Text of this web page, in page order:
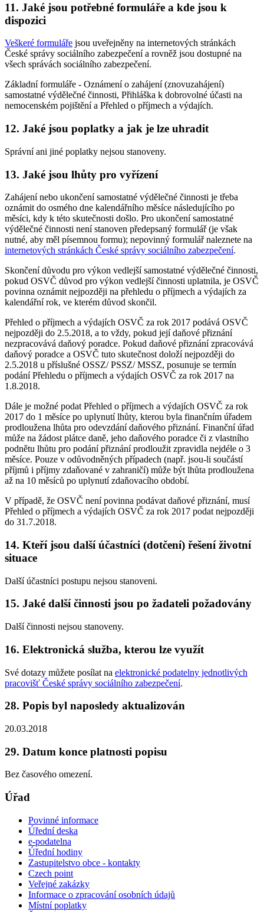
11. Jaké jsou potřebné formuláře a kde jsou k
dispozici
Veškeré formuláře jsou uveřejněny na internetových stránkách
České správy sociálního zabezpečení a rovněž jsou dostupné na
všech správách sociálního zabezpečení.
Základní formuláře - Oznámení o zahájení (znovuzahájení)
samostatné výdělečné činnosti, Přihláška k dobrovolné účasti na
nemocenském pojištění a Přehled o příjmech a výdajích.
12. Jaké jsou poplatky a jak je lze uhradit
Správní ani jiné poplatky nejsou stanoveny.
13. Jaké jsou lhůty pro vyřízení
Zahájení nebo ukončení samostatné výdělečné činnosti je třeba
oznámit do osmého dne kalendářního měsíce následujícího po
měsíci, kdy k této skutečnosti došlo. Pro ukončení samostatné
výdělečné činnosti není stanoven předepsaný formulář (je však
nutné, aby měl písemnou formu); nepovinný formulář naleznete na
internetových stránkách České správy sociálního zabezpečení.
Skončení důvodu pro výkon vedlejší samostatné výdělečné činnosti,
pokud OSVČ důvod pro výkon vedlejší činnosti uplatnila, je OSVČ
povinna oznámit nejpozději na přehledu o příjmech a výdajích za
kalendářní rok, ve kterém důvod skončil.
Přehled o příjmech a výdajích OSVČ za rok 2017 podává OSVČ
nejpozději do 2.5.2018, a to vždy, pokud její daňové přiznání
nezpracovává daňový poradce. Pokud daňové přiznání zpracovává
daňový poradce a OSVČ tuto skutečnost doloží nejpozději do
2.5.2018 u příslušné OSSZ/ PSSZ/ MSSZ, posunuje se termín
podání Přehledu o příjmech a výdajích OSVČ za rok 2017 na
1.8.2018.
Dále je možné podat Přehled o příjmech a výdajích OSVČ za rok
2017 do 1 měsíce po uplynutí lhůty, kterou byla finančním úřadem
prodloužena lhůta pro odevzdání daňového přiznání. Finanční úřad
může na žádost plátce daně, jeho daňového poradce či z vlastního
podnětu lhůtu pro podání přiznání prodloužit zpravidla nejdéle o 3
měsíce. Pouze v odůvodněných případech (např. jsou-li součástí
příjmů i příjmy zdaňované v zahraničí) může být lhůta prodloužena
až na 10 měsíců po uplynutí zdaňovacího období.
V případě, že OSVČ není povinna podávat daňové přiznání, musí
Přehled o příjmech a výdajích OSVČ za rok 2017 podat nejpozději
do 31.7.2018.
14. Kteří jsou další účastníci (dotčení) řešení životní
situace
Další účastníci postupu nejsou stanoveni.
15. Jaké další činnosti jsou po žadateli požadovány
Další činnosti nejsou stanoveny.
16. Elektronická služba, kterou lze využít
Své dotazy můžete posílat na elektronické podatelny jednotlivých
pracovišť České správy sociálního zabezpečení.
28. Popis byl naposledy aktualizován
20.03.2018
29. Datum konce platnosti popisu
Bez časového omezení.
Úřad
Povinné informace
Úřední deska
e-podatelna
Úřední hodiny
Zastupitelstvo obce - kontakty
Czech point
Veřejné zakázky
Informace o zpracování osobních údajů
Místní poplatky